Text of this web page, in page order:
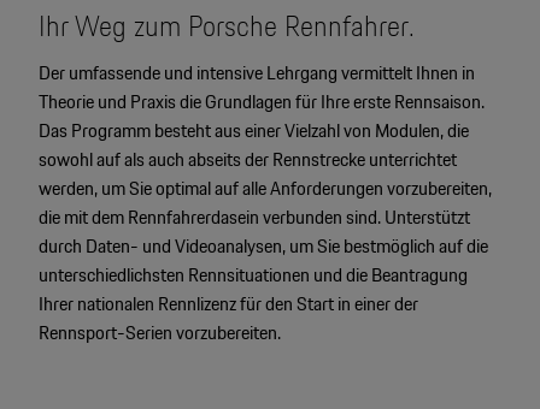
Ihr Weg zum Porsche Rennfahrer.
Der umfassende und intensive Lehrgang vermittelt Ihnen in
Theorie und Praxis die Grundlagen für Ihre erste Rennsaison.
Das Programm besteht aus einer Vielzahl von Modulen, die
sowohl auf als auch abseits der Rennstrecke unterrichtet
werden, um Sie optimal auf alle Anforderungen vorzubereiten,
die mit dem Rennfahrerdasein verbunden sind. Unterstützt
durch Daten- und Videoanalysen, um Sie bestmöglich auf die
unterschiedlichsten Rennsituationen und die Beantragung
Ihrer nationalen Rennlizenz für den Start in einer der
Rennsport-Serien vorzubereiten.